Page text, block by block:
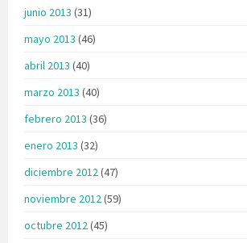
junio 2013 (31)
mayo 2013 (46)
abril 2013 (40)
marzo 2013 (40)
febrero 2013 (36)
enero 2013 (32)
diciembre 2012(47)
noviembre 2012(59)
octubre 2012(45)